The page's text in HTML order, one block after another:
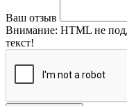
Ваш отзыв
Внимание: HTML не
текст!